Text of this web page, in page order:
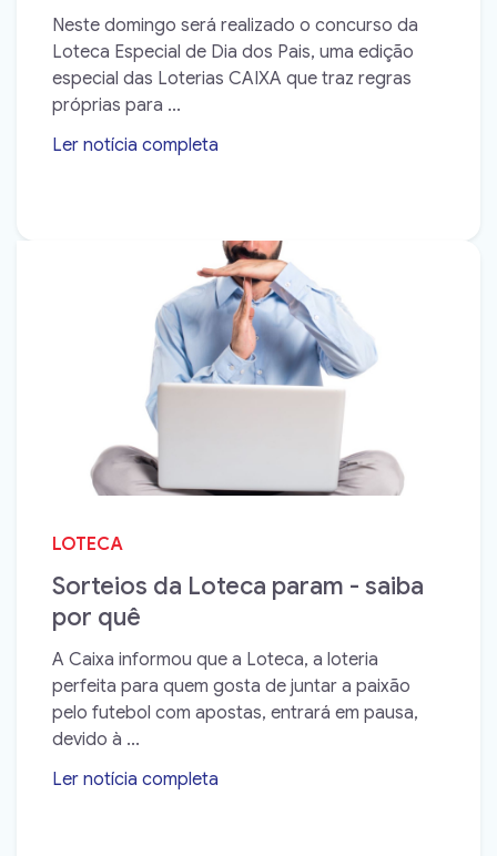
Neste domingo será realizado o concurso da
Loteca Especial de Dia dos Pais, uma edição
especial das Loterias CAIXA que traz regras
próprias para ...
Ler notícia completa
LOTECA
Sorteios da Loteca param - saiba
por quê
A Caixa informou que a Loteca, a loteria
perfeita para quem gosta de juntar a paixão
pelo futebol com apostas, entrará em pausa,
devido à ...
Ler notícia completa